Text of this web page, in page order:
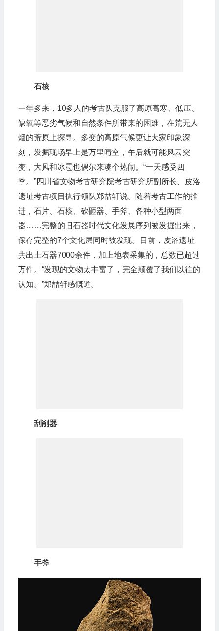
石核
一年多来，10多人的考古队克服了高原高寒、低压、
缺氧等恶劣气候和自然条件所带来的困难，在荒无人
烟的荒原上探寻。多变的高原气候更让大家印象深
刻，发掘现场早上是万里晴空，午后就可能风云突
变，大风和冰雹也偶尔来凑个热闹。“一天感受四
季。”四川省文物考古研究院考古研究所副所长、皮洛
遗址考古项目执行领队郑喆轩说。随着考古工作的推
进，石片、石核、砍砸器、手斧、各种小型两面
器……完整的旧石器时代文化发展序列被发掘出来，
保存完整的7个文化层同时被发现。目前，皮洛遗址
共出土石器7000余件，加上地表采集的，总数已超过
万件。“发现的文物太丰富了，完全颠覆了我们以往的
认知。”郑喆轩感慨道。